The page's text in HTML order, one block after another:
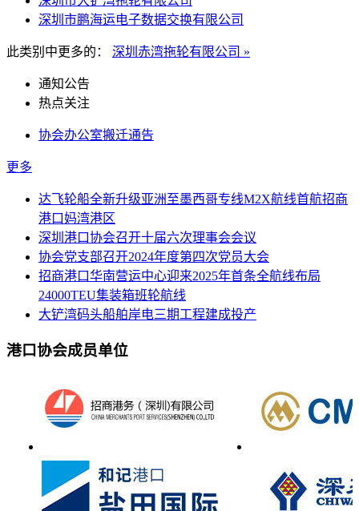
深圳市鹏海运电子数据交换有限公司
此类别中更多的： 深圳赤湾拖轮有限公司 »
通知公告
热点关注
协会办公室搬迁通告
更多
达飞轮船全新升级亚洲至墨西哥专线M2X航线首航招商
港口妈湾港区
深圳港口协会召开十届六次理事会会议
协会党支部召开2024年度第四次党员大会
招商港口华南营运中心迎来2025年首条全航线布局
24000TEU集装箱班轮航线
大铲湾码头船舶岸电三期工程建成投产
港口协会成员单位